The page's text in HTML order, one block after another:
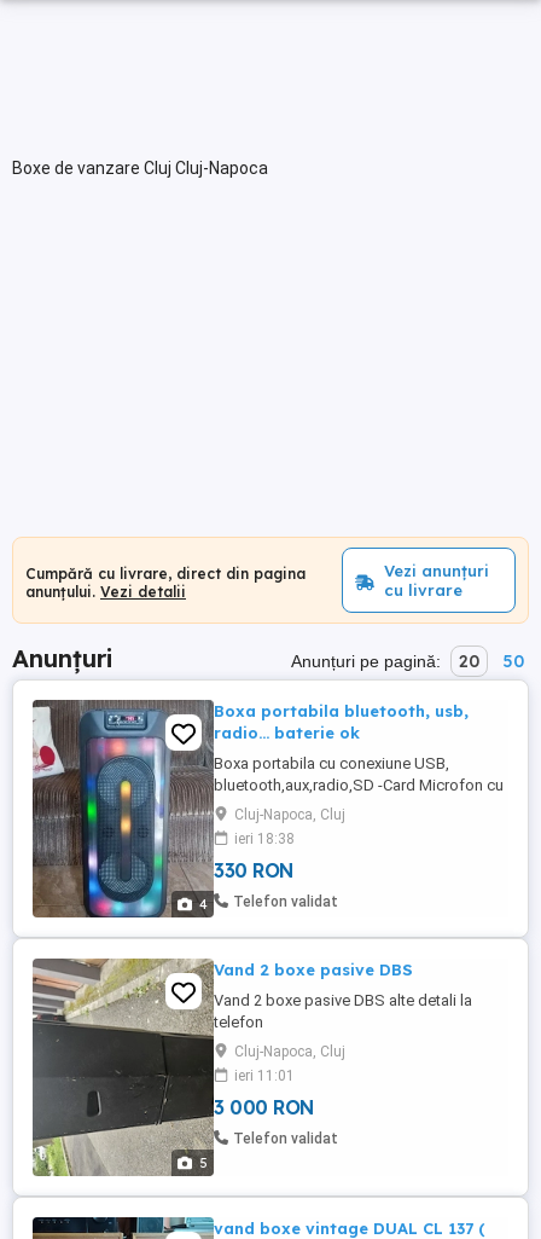
Boxe de vanzare Cluj Cluj-Napoca
Cumpără cu livrare, direct din pagina
anunțului. Vezi detalii
Vezi anunțuri
cu livrare
Anunțuri Anunțuri pe pagină: 20 50
4
Boxa portabila bluetooth, usb,
radio... baterie ok
Boxa portabila cu conexiune USB,
bluetooth,aux,radio,SD -Card Microfon cu
fir și telecomanda. Bateria tine minim 3 ore
Înălțime 60 cm. Stare de funcționare bună.
Preț 330 lei. O721- cinci opt doi -cinci opt
doi
Cluj-Napoca, Cluj
ieri 18:38
330 RON
Telefon validat
5
Vand 2 boxe pasive DBS
Vand 2 boxe pasive DBS alte detali la
telefon
Cluj-Napoca, Cluj
ieri 11:01
3 000 RON
Telefon validat
vand boxe vintage DUAL CL 137 (